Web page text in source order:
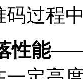
码过程
性能——